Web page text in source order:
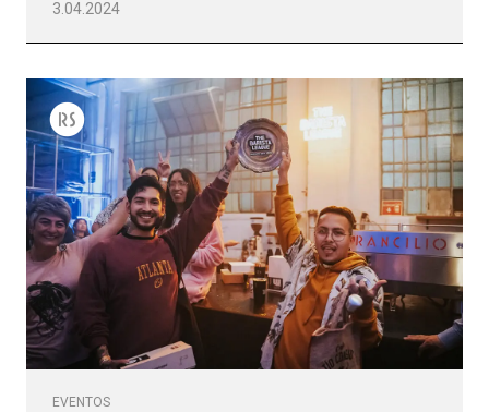
3.04.2024
EVENTOS
Todos
Produtos
Notícias